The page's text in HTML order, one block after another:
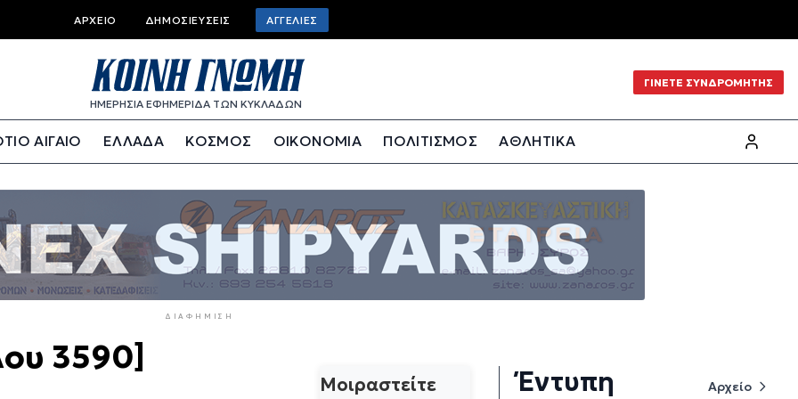
Top
bar
menu
ΑΡΧΕΊΟ ΔΗΜΟΣΙΕΎΣΕΙΣ ΑΓΓΕΛΊΕΣ
ΗΜΕΡΗΣΙΑ ΕΦΗΜΕΡΙΔΑ ΤΩΝ ΚΥΚΛΑΔΩΝ
ΓΙΝΕΤΕ ΣΥΝΔΡΟΜΗΤΗΣ
ΑΙΓΑΙΟ ΕΛΛΑΔΑ ΚΟΣΜΟΣ ΟΙΚΟΝΟΜΙΑ ΠΟΛΙΤΙΣΜΟΣ
ΑΘΛΗΤΙΚΑ
ΔΙΑΦΉΜΙΣΗ
3590]
Μοιραστείτε
Έντυπη
Αρχείο